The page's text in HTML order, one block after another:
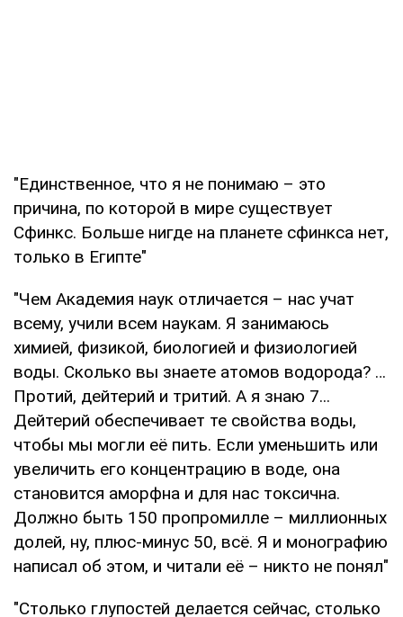
"Единственное, что я не понимаю – это
причина, по которой в мире существует
Сфинкс. Больше нигде на планете сфинкса нет,
только в Египте"
"Чем Академия наук отличается – нас учат
всему, учили всем наукам. Я занимаюсь
химией, физикой, биологией и физиологией
воды. Сколько вы знаете атомов водорода? …
Протий, дейтерий и тритий. А я знаю 7...
Дейтерий обеспечивает те свойства воды,
чтобы мы могли её пить. Если уменьшить или
увеличить его концентрацию в воде, она
становится аморфна и для нас токсична.
Должно быть 150 пропромилле – миллионных
долей, ну, плюс-минус 50, всё. Я и монографию
написал об этом, и читали её – никто не понял"
"Столько глупостей делается сейчас, столько